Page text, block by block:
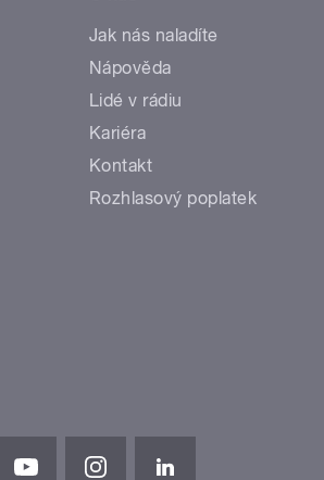
Jak nás naladíte
Nápověda
Lidé v rádiu
Kariéra
Kontakt
Rozhlasový poplatek